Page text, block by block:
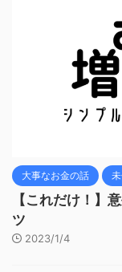
大事なお金の話
【これだけ！】
ツ
2023/1/4